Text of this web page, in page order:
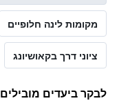
מקומות לינה חלופיים
ציוני דרך בקאושיונג
לבקר ביעדים מובילים